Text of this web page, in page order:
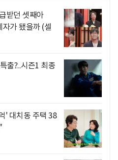
받던 셋째아
가 됐을까 (셀
출?..시즌1 최종
' 대치동 주택 38